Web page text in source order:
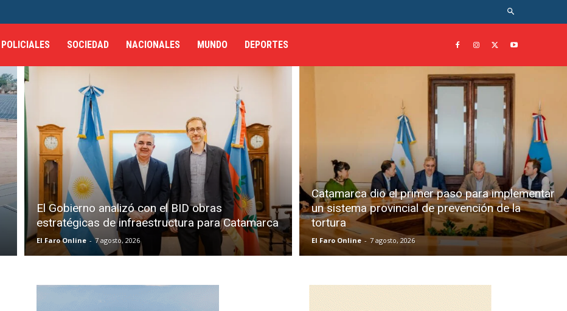
POLICIALES SOCIEDAD NACIONALES MUNDO DEPORTES
El Gobierno analizó con el BID obras
estratégicas de infraestructura para Catamarca
El Faro Online - 7 agosto, 2026
Catamarca dio el primer paso para implementar
un sistema provincial de prevención de la
tortura
El Faro Online - 7 agosto, 2026